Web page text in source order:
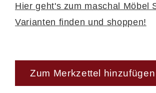
Hier geht's zum maschal Möbel
Varianten finden und shoppen!
Zum Merkzettel hinzufügen